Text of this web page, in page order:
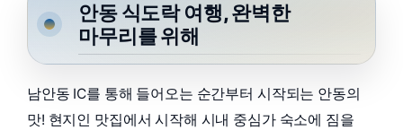
안동 식도락 여행, 완벽한
마무리를 위해
남안동 IC를 통해 들어오는 순간부터 시작되는 안동의
맛! 현지인 맛집에서 시작해 시내 중심가 숙소에 짐을